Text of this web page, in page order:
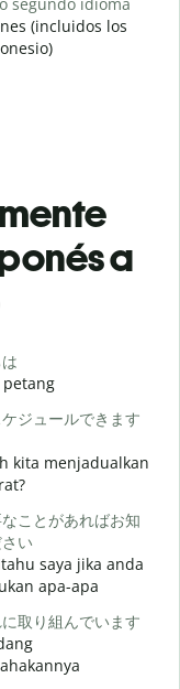
(incluidos los
a
ジュールできます
kita menjadualkan
ことがあればお知
い
saya jika anda
apa-apa
取り組んでいます